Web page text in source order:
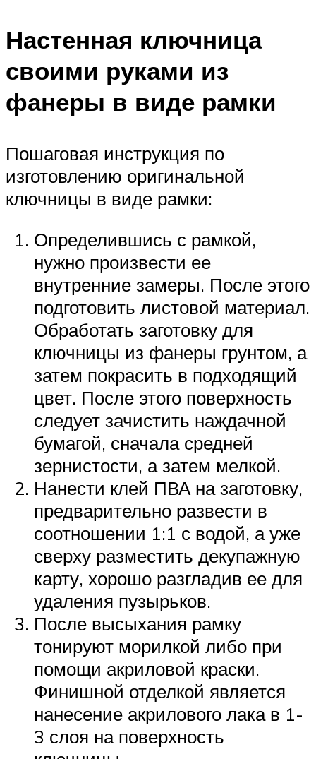
Настенная ключница
своими руками из
фанеры в виде рамки
Пошаговая инструкция по
изготовлению оригинальной
ключницы в виде рамки:
Определившись с рамкой,
нужно произвести ее
внутренние замеры. После этого
подготовить листовой материал.
Обработать заготовку для
ключницы из фанеры грунтом, а
затем покрасить в подходящий
цвет. После этого поверхность
следует зачистить наждачной
бумагой, сначала средней
зернистости, а затем мелкой.
Нанести клей ПВА на заготовку,
предварительно развести в
соотношении 1:1 с водой, а уже
сверху разместить декупажную
карту, хорошо разгладив ее для
удаления пузырьков.
После высыхания рамку
тонируют морилкой либо при
помощи акриловой краски.
Финишной отделкой является
нанесение акрилового лака в 1-
3 слоя на поверхность